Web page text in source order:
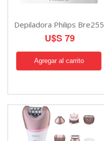
Depiladora Philips Bre255
U$S 79